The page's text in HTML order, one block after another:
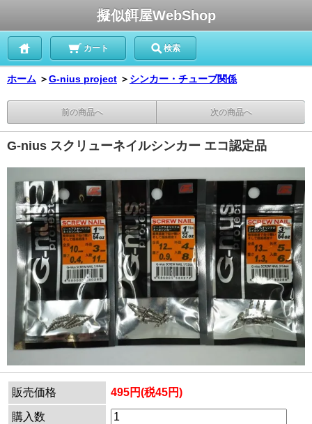
擬似餌屋WebShop
カート 検索
ホーム ＞G-nius project ＞ シンカー・チューブ関係
前の商品へ 次の商品へ
G-nius スクリューネイルシンカー エコ認定品
販売価格 495円(税45円)
購入数